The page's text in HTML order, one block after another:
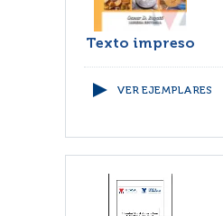
Texto impreso
VER EJEMPLARES